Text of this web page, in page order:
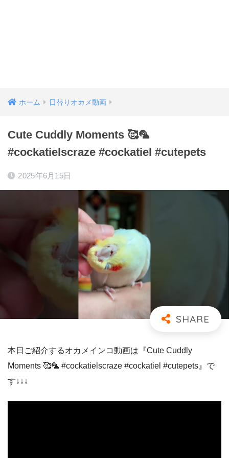
ホーム 日替りオカメ動画
Cute Cuddly Moments 🥰🦜
#cockatielscraze #cockatiel #cutepets
2025年6月15日
本日ご紹介するオカメインコ動画は『Cute Cuddly
Moments 🥰🦜 #cockatielscraze #cockatiel #cutepets』で
す↓↓↓